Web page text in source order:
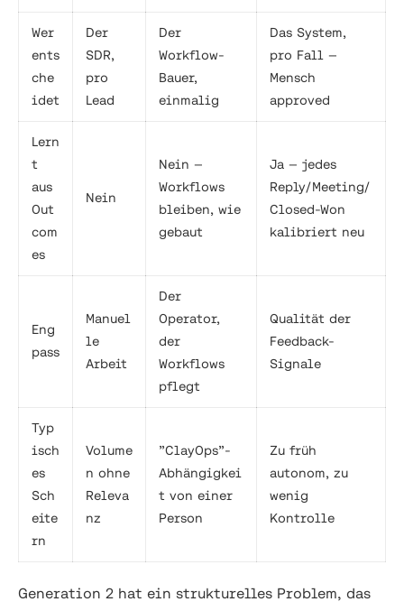
Wer
ents
che
idet
Der
SDR,
pro
Lead
Der
Workflow-
Bauer,
einmalig
Das System,
pro Fall —
Mensch
approved
Lern
t
aus
Out
com
es
Nein
Nein —
Workflows
bleiben, wie
gebaut
Ja — jedes
Reply/Meeting/
Closed-Won
kalibriert neu
Eng
pass
Manuel
le
Arbeit
Der
Operator,
der
Workflows
pflegt
Qualität der
Feedback-
Signale
Typ
isch
es
Sch
eite
rn
Volume
n ohne
Releva
nz
”ClayOps”-
Abhängigkei
t von einer
Person
Zu früh
autonom, zu
wenig
Kontrolle
Generation 2 hat ein strukturelles Problem, das